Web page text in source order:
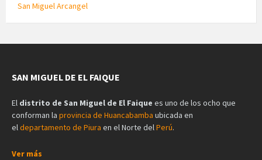
San Miguel Arcangel
SAN MIGUEL DE EL FAIQUE
El distrito de San Miguel de El Faique es uno de los ocho que
conforman la provincia de Huancabamba ubicada en
eldepartamento de Piura en el Norte delPerú.
Ver más